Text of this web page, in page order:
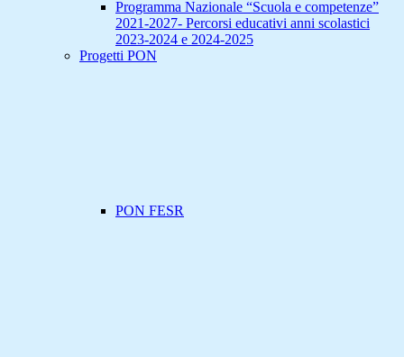
Programma Nazionale “Scuola e competenze”
2021-2027- Percorsi educativi anni scolastici
2023-2024 e 2024-2025
Progetti PON
PON FESR